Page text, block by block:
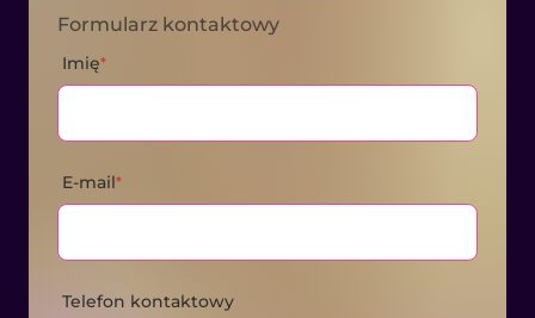
Formularz kontaktowy
Imię*
E-mail*
Telefon kontaktowy